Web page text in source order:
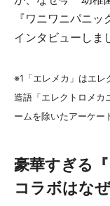
『ワニワニパニ
インタビューしま
※1「エレメカ」はエレ
造語「エレクトロメカ
ームを除いたアーケー
豪華すぎる
コラボはな